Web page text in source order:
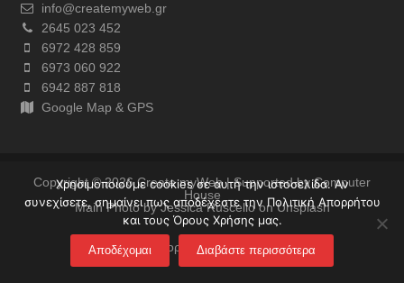
info@createmyweb.gr
2645 023 452
6972 428 859
6973 060 922
6942 887 818
Google Map & GPS
Copyright © 2026Create myWeb| Supported byComputer
House
Main Photo by Jessica Ruscello on Unsplash
Πολιτική Απορρήτου & Όροι χρήσης
Χρησιμοποιούμε cookies σε αυτή την ιστοσελίδα. Αν
συνεχίσετε, σημαίνει πως αποδέχεστε την Πολιτική Απορρήτου
και τους Όρους Χρήσης μας.
Αποδέχομαι Διαβάστε περισσότερα